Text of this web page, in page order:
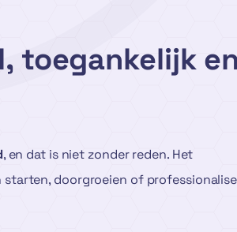
toegankelijk en
, en dat is niet zonder reden. Het
doorgroeien of